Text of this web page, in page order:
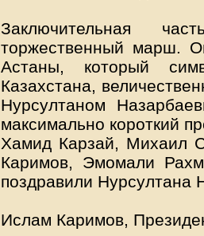
Заключительная
торжественный марш.
Астаны, который
Казахстана,
Нурсултаном
максимально короткий
Хамид Карзай, Михаил
Каримов, Эмомали
поздравили Нурсултана
Ислам Каримов,